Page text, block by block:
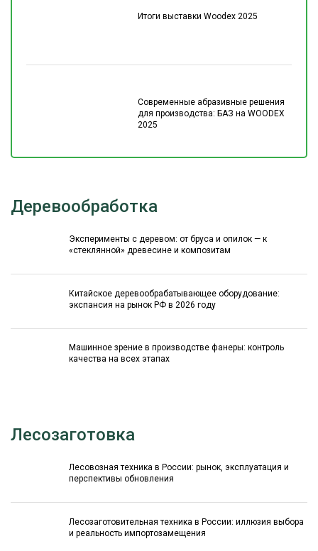
Итоги выставки Woodex 2025
Современные абразивные решения
для производства: БАЗ на WOODEX
2025
Деревообработка
Эксперименты с деревом: от бруса и опилок — к
«стеклянной» древесине и композитам
Китайское деревообрабатывающее оборудование:
экспансия на рынок РФ в 2026 году
Машинное зрение в производстве фанеры: контроль
качества на всех этапах
Лесозаготовка
Лесовозная техника в России: рынок, эксплуатация и
перспективы обновления
Лесозаготовительная техника в России: иллюзия выбора
и реальность импортозамещения